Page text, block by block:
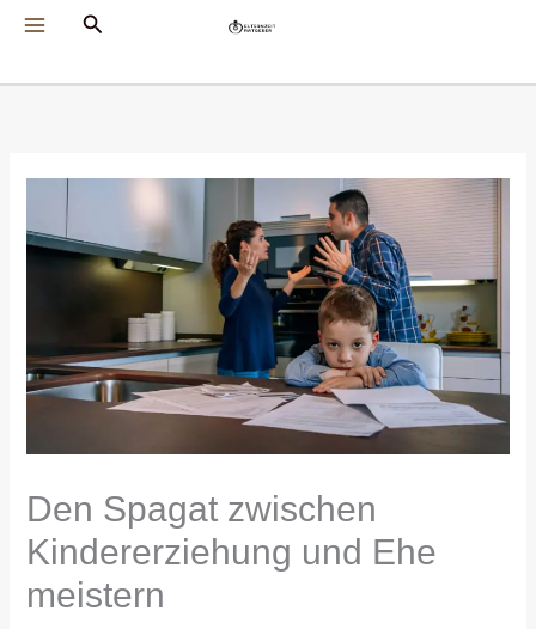
Inhalt
Suchen
Den Spagat zwischen
Kindererziehung und Ehe
meistern